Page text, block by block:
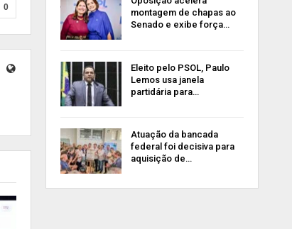
0
montagem de chapas ao
Senado e exibe força…
Eleito pelo PSOL, Paulo
Lemos usa janela
partidária para…
Atuação da bancada
federal foi decisiva para
aquisição de…